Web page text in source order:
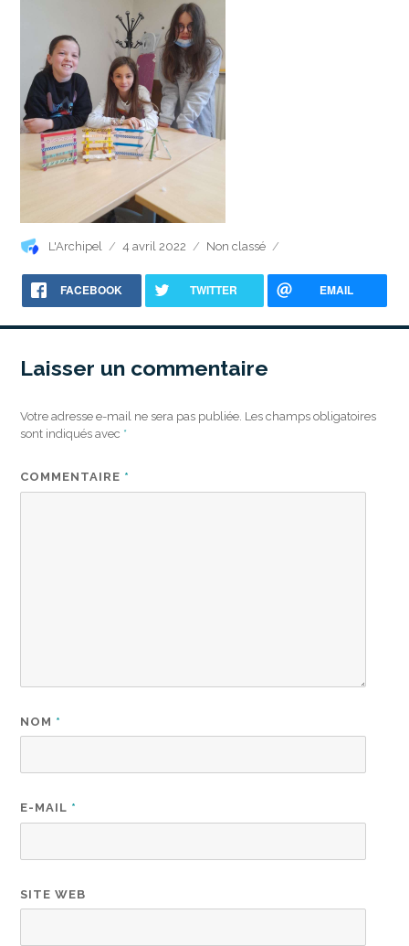
Auteur
L'Archipel
Publié
4 avril 2022 Catégories
Non classé
FACEBOOK TWITTER EMAIL
Laisser un commentaire
Votre adresse e-mail ne sera pas publiée. Les champs obligatoires
sont indiqués avec *
COMMENTAIRE *
NOM *
E-MAIL *
SITE WEB